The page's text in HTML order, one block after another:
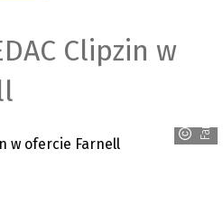
Clipzin w
Farnell